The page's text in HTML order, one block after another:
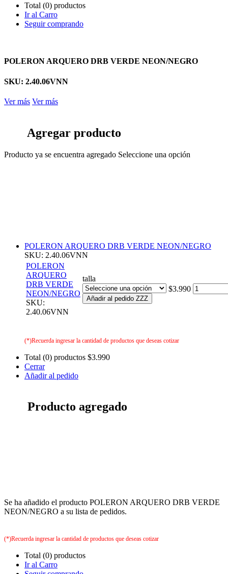
Total (0) productos
Ir al Carro
Seguir comprando
POLERON ARQUERO DRB VERDE NEON/NEGRO
SKU: 2.40.06VNN
Ver más Ver más
Agregar producto
Producto ya se encuentra agregado Seleccione una opción
POLERON ARQUERO DRB VERDE NEON/NEGRO
SKU: 2.40.06VNN
POLERON
ARQUERO
DRB VERDE
NEON/NEGRO
SKU:
2.40.06VNN
talla
Añadir al pedido ZZZ
$3.990
(*)Recuerda ingresar la cantidad de productos que deseas cotizar
Total (0) productos $3.990
Cerrar
Añadir al pedido
Producto agregado
Se ha añadido el producto POLERON ARQUERO DRB VERDE
NEON/NEGRO a su lista de pedidos.
(*)Recuerda ingresar la cantidad de productos que deseas cotizar
Total (0) productos
Ir al Carro